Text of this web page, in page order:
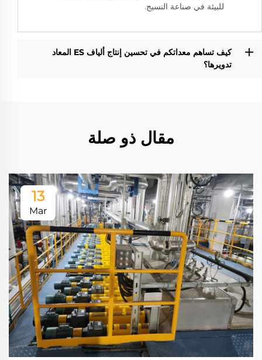
للبيئة في صناعة النسيج.
كيف تساهم معداتكم في تحسين إنتاج ألياف ES المعاد
تدويرها؟
مقال ذو صلة
13
Mar